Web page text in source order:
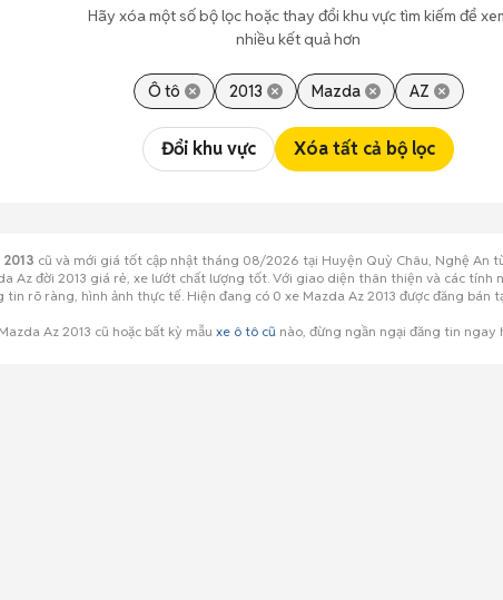
Hãy xóa một số bộ lọc hoặc thay đổi khu vực tìm kiếm để
nhiều kết quả hơn
Ô tô 2013 Mazda AZ
Đổi khu vực Xóa tất cả bộ lọc
cũ và mới giá tốt cập nhật tháng 08/2026 tại Huyện Quỳ Châu, Nghệ An
Az đời 2013 giá rẻ, xe lướt chất lượng tốt. Với giao diện thân thiện và các
rõ ràng, hình ảnh thực tế. Hiện đang có 0 xe Mazda Az 2013 được đăng
Az 2013 cũ hoặc bất kỳ mẫuxe ô tô cũ nào, đừng ngần ngại đăng tin ngay